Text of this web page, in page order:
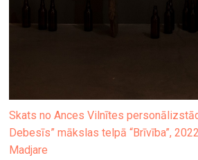
Skats no Ances Vilnītes
Debesīs” mākslas telpā “Brīvība”,
Madjare